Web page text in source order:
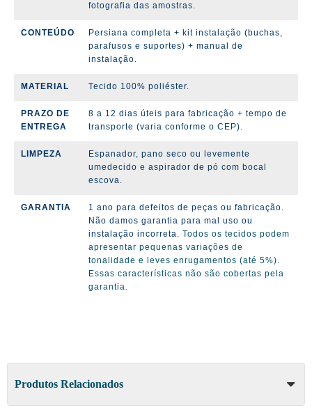
fotografia das amostras.
CONTEÚDO Persiana completa + kit instalação (buchas,
parafusos e suportes) + manual de
instalação.
MATERIAL Tecido 100% poliéster.
PRAZO DE
ENTREGA
8 a 12 dias úteis para fabricação + tempo de
transporte (varia conforme o CEP).
LIMPEZA
Espanador, pano seco ou levemente
umedecido e aspirador de pó com bocal
escova.
GARANTIA
1 ano para defeitos de peças ou fabricação.
Não damos garantia para mal uso ou
instalação incorreta. Todos os tecidos podem
apresentar pequenas variações de
tonalidade e leves enrugamentos (até 5%).
Essas características não são cobertas pela
garantia.
Produtos Relacionados